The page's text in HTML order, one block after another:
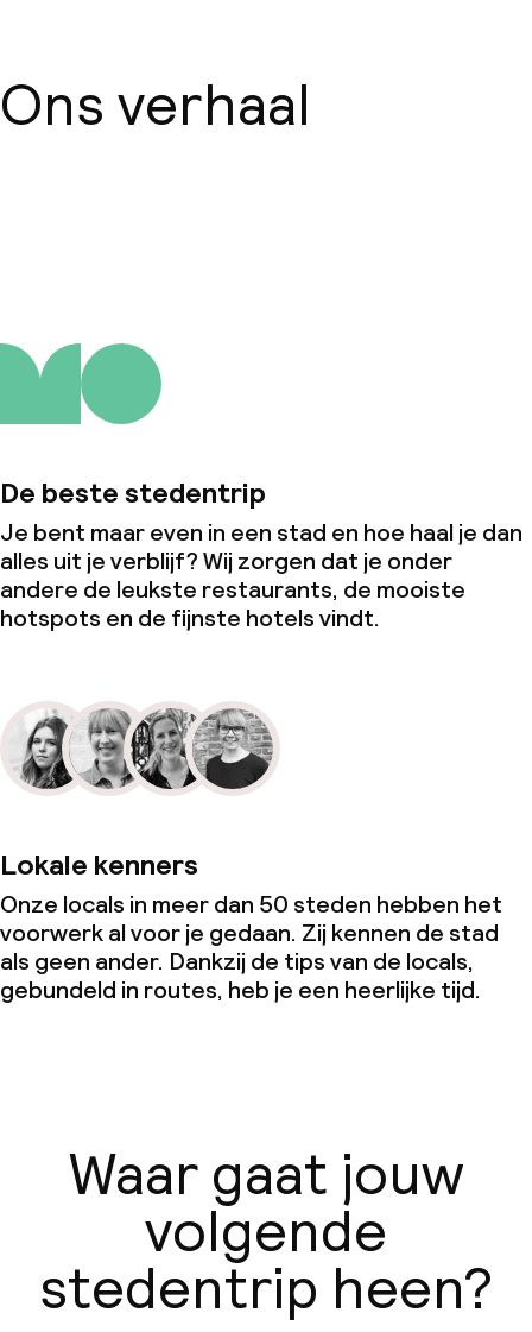
Ons verhaal
De beste stedentrip
Je bent maar even in een stad en hoe haal je dan
alles uit je verblijf? Wij zorgen dat je onder
andere de leukste restaurants, de mooiste
hotspots en de fijnste hotels vindt.
Lokale kenners
Onze locals in meer dan 50 steden hebben het
voorwerk al voor je gedaan. Zij kennen de stad
als geen ander. Dankzij de tips van de locals,
gebundeld in routes, heb je een heerlijke tijd.
Waar gaat jouw
volgende
stedentrip heen?